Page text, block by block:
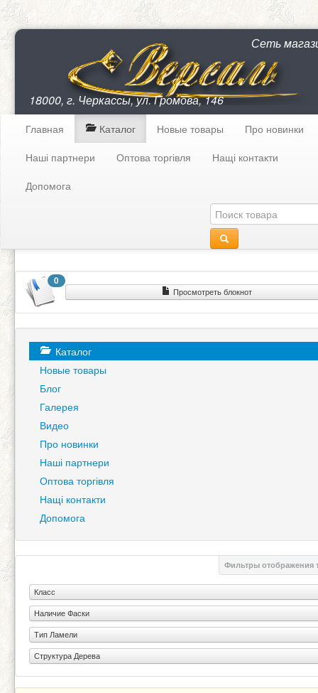
Сеть
18000, г. Черкассы, ул. Громова, 146
Главная Каталог Новые товары
Про новинки
Наші партнери
Оптова торгівля
Нащі контакти
Допомога
0
Просмотреть блокнот
Каталог
Новые товары
Блог
Галерея
Видео
Про новинки
Наші партнери
Оптова торгівля
Нащі контакти
Допомога
Класс
Наличие Фаски
Тип Ламели
Структура Дерева
Фильтры отображения